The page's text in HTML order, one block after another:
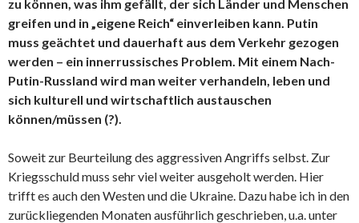
zu können, was ihm gefällt, der sich Länder und Menschen
greifen und in „eigene Reich“ einverleiben kann. Putin
muss geächtet und dauerhaft aus dem Verkehr gezogen
werden – ein innerrussisches Problem. Mit einem Nach-
Putin-Russland wird man weiter verhandeln, leben und
sich kulturell und wirtschaftlich austauschen
können/müssen (?).
Soweit zur Beurteilung des aggressiven Angriffs selbst. Zur
Kriegsschuld muss sehr viel weiter ausgeholt werden. Hier
trifft es auch den Westen und die Ukraine. Dazu habe ich in den
zurückliegenden Monaten ausführlich geschrieben, u.a. unter